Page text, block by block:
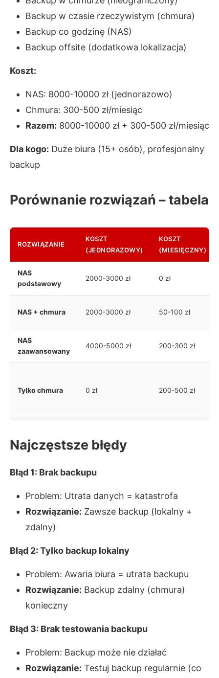
Backup w czasie rzeczywistym (chmura)
Backup co godzinę (NAS)
Backup offsite (dodatkowa lokalizacja)
Koszt:
NAS: 8000-10000 zł (jednorazowo)
Chmura: 300-500 zł/miesiąc
Razem: 8000-10000 zł + 300-500 zł/miesiąc
Dla kogo: Duże biura (15+ osób), profesjonalny
backup
Porównanie rozwiązań – tabela
ROZWIĄZANIE
KOSZT
(JEDNORAZOWY)
KOSZT
(MIESIĘCZNY)
NAS
podstawowy
2000-3000 zł 0 zł
NAS + chmura 2000-3000 zł 50-100 zł
NAS
zaawansowany
4000-5000 zł 200-300 zł
Tylko chmura 0 zł 200-500 zł
Najczęstsze błędy
Błąd 1: Brak backupu
Problem: Utrata danych = katastrofa
Rozwiązanie: Zawsze backup (lokalny +
zdalny)
Błąd 2: Tylko backup lokalny
Problem: Awaria biura = utrata backupu
Rozwiązanie: Backup zdalny (chmura)
konieczny
Błąd 3: Brak testowania backupu
Problem: Backup może nie działać
Rozwiązanie: Testuj backup regularnie (co